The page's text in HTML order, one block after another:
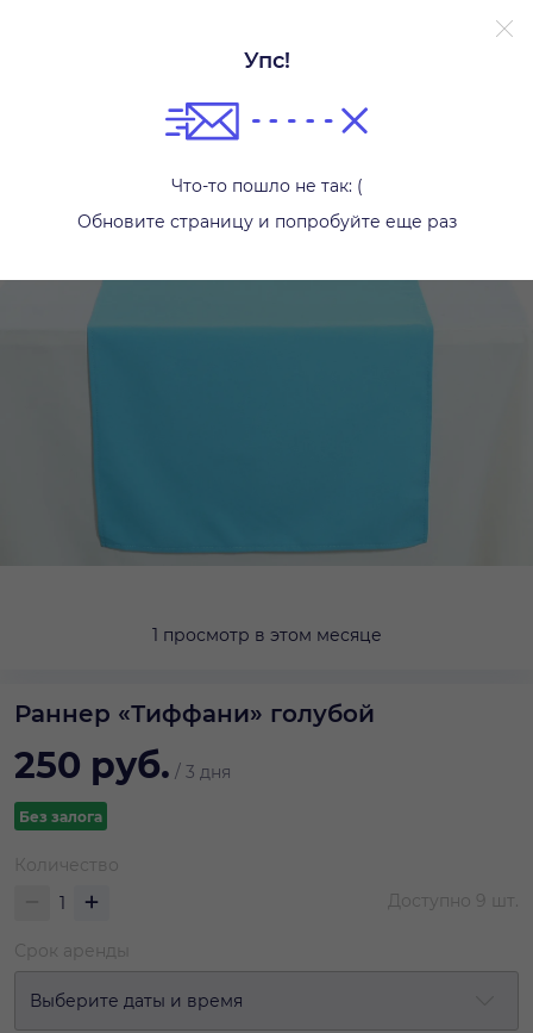
Упс!
Что-то пошло не так: (
Обновите страницу и попробуйте еще раз
1 просмотр в этом месяце
Раннер «Тиффани» голубой
250 руб. / 3 дня
Без залога
Количество
Доступно 9 шт.
Срок аренды
Выберите даты и время